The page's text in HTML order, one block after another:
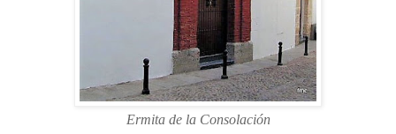
Ermita de la Consolación